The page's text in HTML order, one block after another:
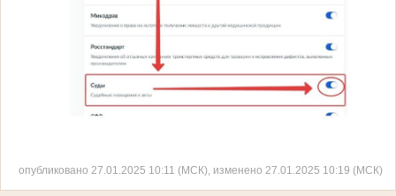
опубликовано 27.01.2025 10:11 (МСК), изменено 27.01.2025 10:19 (МСК)